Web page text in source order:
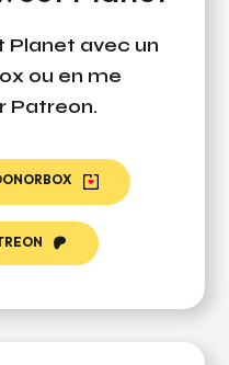
Planet avec un
ou en me
Patreon.